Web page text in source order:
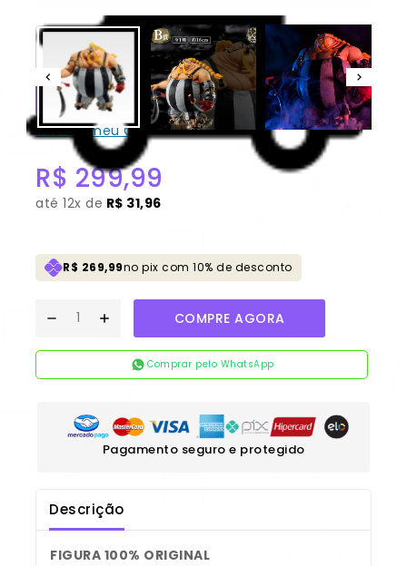
CONSULTAR
Não sei meu CEP
R$ 299,99
até 12x de R$ 31,96
R$ 269,99no pix com 10% de desconto
COMPRE AGORA
Comprar pelo WhatsApp
Pagamento seguro e protegido
Descrição
FIGURA 100% ORIGINAL